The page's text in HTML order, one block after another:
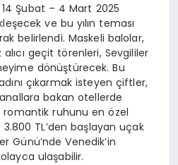
14 Şubat – 4 Mart 2025
ve bu yılın teması
belirlendi. Maskeli balolar,
alıcı geçit törenleri, Sevgililer
dönüştürecek. Bu
çıkarmak isteyen çiftler,
bakan otellerde
romantik ruhunu en özel
TL’den başlayan uçak
Günü’nde Venedik’in
ulaşabilir.